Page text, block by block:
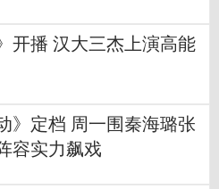
开播 汉大三杰上演高能
》定档 周一围秦海璐张
容实力飙戏